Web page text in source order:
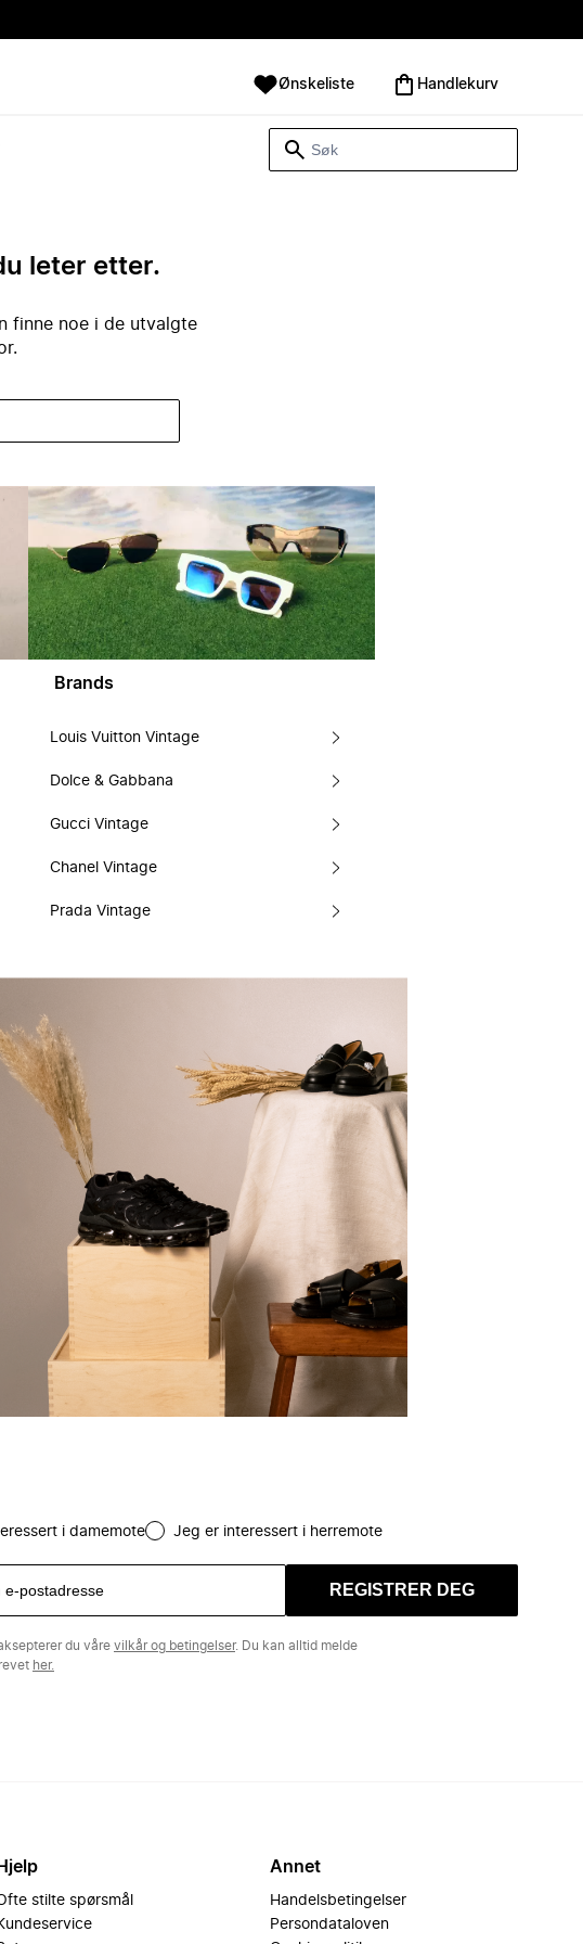
Ønskeliste Handlekurv
leter etter.
finne noe i de utvalgte
Brands
Louis Vuitton Vintage
Dolce & Gabbana
Gucci Vintage
Chanel Vintage
Prada Vintage
i damemote Jeg er interessert i herremote
REGISTRER DEG
du våre vilkår og betingelser. Du kan alltid melde
her.
Hjelp
stilte spørsmål
Annet
Handelsbetingelser
Persondataloven